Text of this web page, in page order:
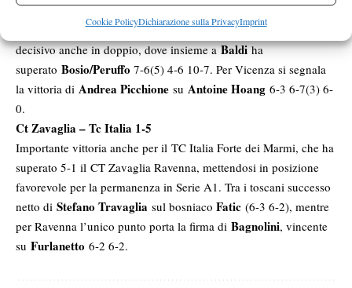
Cookie PolicyDichiarazione sulla PrivacyImprint
qualificazione alle Final Fourcon 11 punti. Ottima la prova
Julian Ocleppo, vincitore suGabriele Bosio7-5 6-2 e
decisivo anche in doppio, dove insieme aBaldiha
superato Bosio/Peruffo 7-6(5) 4-6 10-7. Per Vicenza si segnala
la vittoria di Andrea Picchione su Antoine Hoang 6-3 6-7(3) 6-
0.
Ct Zavaglia – Tc Italia 1-5
Importante vittoria anche per il TC Italia Forte dei Marmi, che ha
superato 5-1 il CT Zavaglia Ravenna, mettendosi in posizione
favorevole per la permanenza in Serie A1. Tra i toscani successo
netto di Stefano Travaglia sul bosniaco Fatic (6-3 6-2), mentre
per Ravenna l’unico punto porta la firma di Bagnolini, vincente
su Furlanetto 6-2 6-2.